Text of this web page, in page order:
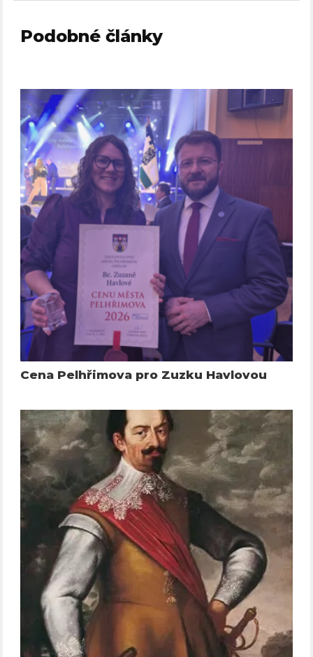
Podobné články
Cena Pelhřimova pro Zuzku Havlovou